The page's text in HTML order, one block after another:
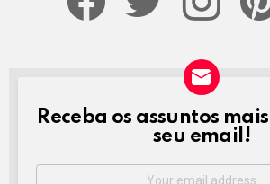
NEWSLETTER
Receba os assuntos
seu email!